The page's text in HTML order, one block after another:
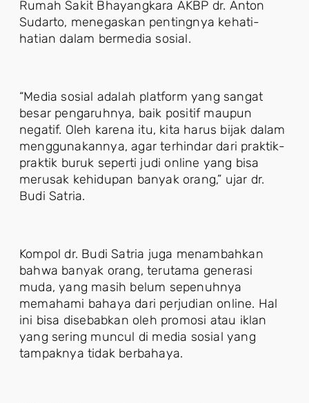
Rumah Sakit Bhayangkara AKBP dr. Anton
Sudarto, menegaskan pentingnya kehati-
hatian dalam bermedia sosial.
“Media sosial adalah platform yang sangat
besar pengaruhnya, baik positif maupun
negatif. Oleh karena itu, kita harus bijak dalam
menggunakannya, agar terhindar dari praktik-
praktik buruk seperti judi online yang bisa
merusak kehidupan banyak orang,” ujar dr.
Budi Satria.
Kompol dr. Budi Satria juga menambahkan
bahwa banyak orang, terutama generasi
muda, yang masih belum sepenuhnya
memahami bahaya dari perjudian online. Hal
ini bisa disebabkan oleh promosi atau iklan
yang sering muncul di media sosial yang
tampaknya tidak berbahaya.